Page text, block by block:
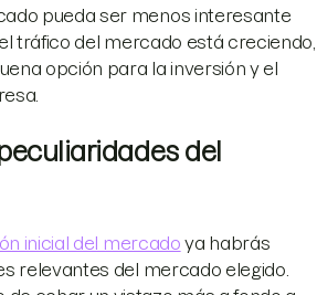
pueda ser menos interesante
tráfico del mercado está creciendo,
opción para la inversión y el
del
inicial del mercado ya habrás
relevantes del mercado elegido.